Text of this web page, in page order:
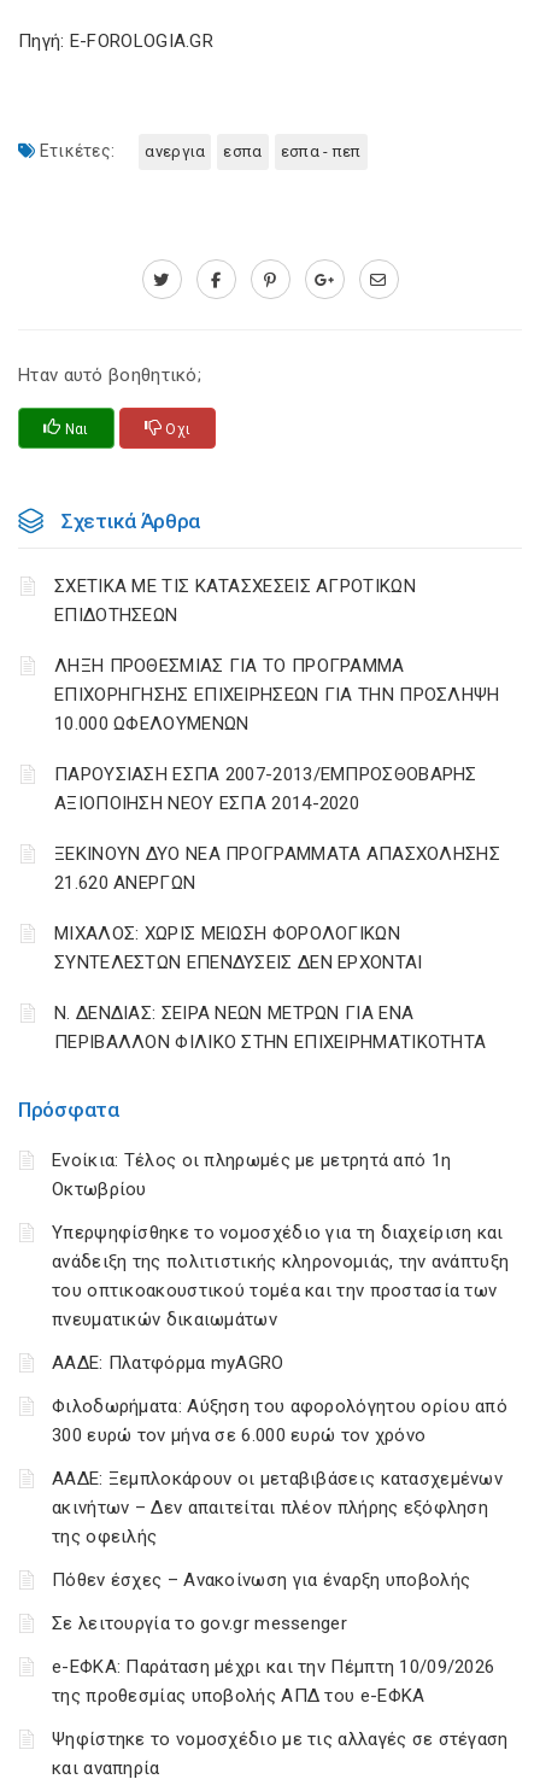
Πρόσφατα
Ενοίκια: Τέλος οι πληρωμές με μετρητά από 1η
Οκτωβρίου
Υπερψηφίσθηκε το νομοσχέδιο για τη διαχείριση και
ανάδειξη της πολιτιστικής κληρονομιάς, την ανάπτυξη
του οπτικοακουστικού τομέα και την προστασία των
πνευματικών δικαιωμάτων
ΑΑΔΕ: Πλατφόρμα myAGRO
Φιλοδωρήματα: Αύξηση του αφορολόγητου ορίου από
300 ευρώ τον μήνα σε 6.000 ευρώ τον χρόνο
ΑΑΔΕ: Ξεμπλοκάρουν οι μεταβιβάσεις κατασχεμένων
ακινήτων – Δεν απαιτείται πλέον πλήρης εξόφληση
της οφειλής
Πόθεν έσχες – Ανακοίνωση για έναρξη υποβολής
Σε λειτουργία το gov.gr messenger
e-ΕΦΚΑ: Παράταση μέχρι και την Πέμπτη 10/09/2026
της προθεσμίας υποβολής ΑΠΔ του e-ΕΦΚΑ
Ψηφίστηκε το νομοσχέδιο με τις αλλαγές σε στέγαση
και αναπηρία
Πηγή: E-FOROLOGIA.GR
Ετικέτες: ανεργια εσπα εσπα - πεπ
Ηταν αυτό βοηθητικό;
Ναι Οχι
Σχετικά Άρθρα
ΣΧΕΤΙΚΑ ΜΕ ΤΙΣ ΚΑΤΑΣΧΕΣΕΙΣ ΑΓΡΟΤΙΚΩΝ
ΕΠΙΔΟΤΗΣΕΩΝ
ΛΗΞΗ ΠΡΟΘΕΣΜΙΑΣ ΓΙΑ ΤΟ ΠΡΟΓΡΑΜΜΑ
ΕΠΙΧΟΡΗΓΗΣΗΣ ΕΠΙΧΕΙΡΗΣΕΩΝ ΓΙΑ ΤΗΝ ΠΡΟΣΛΗΨΗ
10.000 ΩΦΕΛΟΥΜΕΝΩΝ
ΠΑΡΟΥΣΙΑΣΗ ΕΣΠΑ 2007-2013/ΕΜΠΡΟΣΘΟΒΑΡΗΣ
ΑΞΙΟΠΟΙΗΣΗ ΝΕΟΥ ΕΣΠΑ 2014-2020
ΞΕΚΙΝΟΥΝ ΔΥΟ ΝΕΑ ΠΡΟΓΡΑΜΜΑΤΑ ΑΠΑΣΧΟΛΗΣΗΣ
21.620 ΑΝΕΡΓΩΝ
ΜΙΧΑΛΟΣ: ΧΩΡΙΣ ΜΕΙΩΣΗ ΦΟΡΟΛΟΓΙΚΩΝ
ΣΥΝΤΕΛΕΣΤΩΝ ΕΠΕΝΔΥΣΕΙΣ ΔΕΝ ΕΡΧΟΝΤΑΙ
Ν. ΔΕΝΔΙΑΣ: ΣΕΙΡΑ ΝΕΩΝ ΜΕΤΡΩΝ ΓΙΑ ΕΝΑ
ΠΕΡΙΒΑΛΛΟΝ ΦΙΛΙΚΟ ΣΤΗΝ ΕΠΙΧΕΙΡΗΜΑΤΙΚΟΤΗΤΑ